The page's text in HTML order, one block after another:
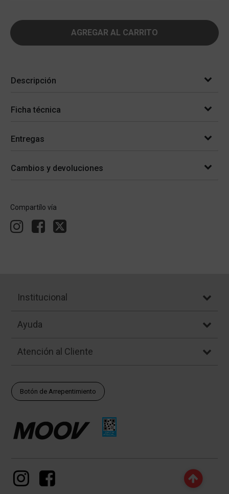
AGREGAR AL CARRITO
Descripción
Ficha técnica
Entregas
Cambios y devoluciones
Compartílo vía
Institucional
Ayuda
Atención al Cliente
Botón de Arrepentimiento